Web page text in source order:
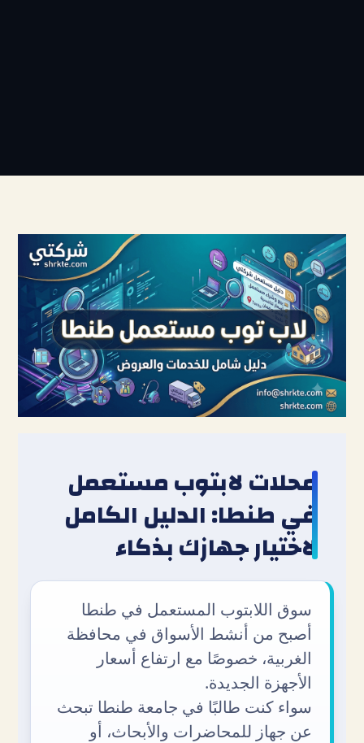
محلات لابتوب مستعمل
في طنطا: الدليل الكامل
لاختيار جهازك بذكاء
سوق اللابتوب المستعمل في طنطا
أصبح من أنشط الأسواق في محافظة
الغربية، خصوصًا مع ارتفاع أسعار
الأجهزة الجديدة.
سواء كنت طالبًا في جامعة طنطا تبحث
عن جهاز للمحاضرات والأبحاث، أو